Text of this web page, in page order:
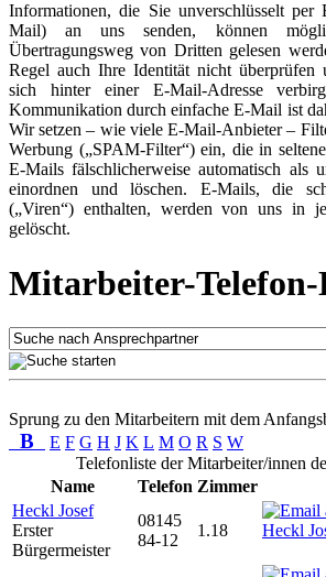
Informationen, die Sie unverschlüsselt per
Mail) an uns senden, können
Übertragungsweg von Dritten gelesen
Regel auch Ihre Identität nicht überprüfen
sich hinter einer E-Mail-Adresse
Kommunikation durch einfache E-Mail ist
Wir setzen – wie viele E-Mail-Anbieter –
Werbung („SPAM-Filter“) ein, die in
E-Mails fälschlicherweise automatisch als
einordnen und löschen. E-Mails, die
(„Viren“) enthalten, werden von uns in
gelöscht.
Mitarbeiter-
Sprung zu den Mitarbeitern mit dem
B E F G H J K L M O R S W
Telefonliste der Mitarbeiter/innen
Name
Telefon Zimmer
Heckl Josef
Erster
Bürgermeister
08145
84-12
1.18